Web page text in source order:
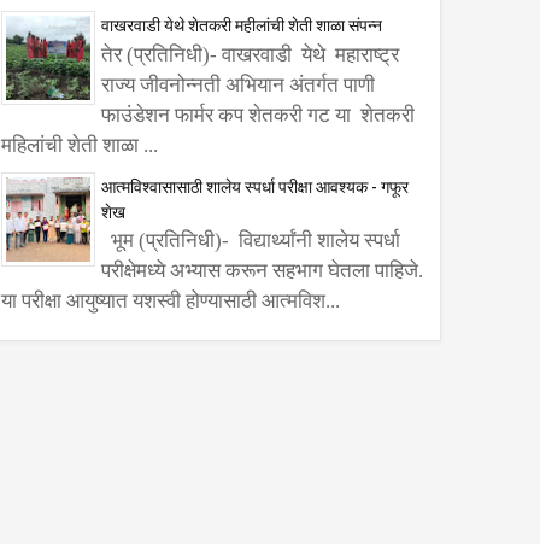
वाखरवाडी येथे शेतकरी महीलांची शेती शाळा संपन्न
तेर (प्रतिनिधी)- वाखरवाडी येथे महाराष्ट्र
राज्य जीवनोन्नती अभियान अंतर्गत पाणी
फाउंडेशन फार्मर कप शेतकरी गट या शेतकरी
महिलांची शेती शाळा ...
आत्मविश्वासासाठी शालेय स्पर्धा परीक्षा आवश्यक - गफूर
शेख
भूम (प्रतिनिधी)- विद्यार्थ्यांनी शालेय स्पर्धा
परीक्षेमध्ये अभ्यास करून सहभाग घेतला पाहिजे.
या परीक्षा आयुष्यात यशस्वी होण्यासाठी आत्मविश...